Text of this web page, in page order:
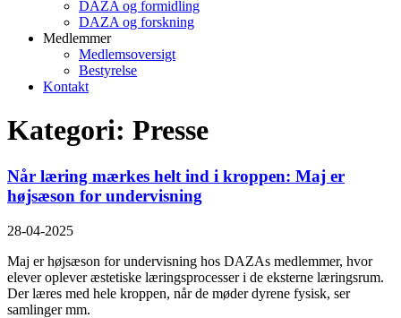
DAZA og formidling
DAZA og forskning
Medlemmer
Medlemsoversigt
Bestyrelse
Kontakt
Kategori: Presse
Når læring mærkes helt ind i kroppen: Maj er
højsæson for undervisning
28-04-2025
Maj er højsæson for undervisning hos DAZAs medlemmer, hvor
elever oplever æstetiske læringsprocesser i de eksterne læringsrum.
Der læres med hele kroppen, når de møder dyrene fysisk, ser
samlinger mm.